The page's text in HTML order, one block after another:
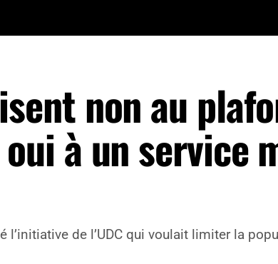
non au
à un service
l’initiative de l’UDC qui voulait limiter la